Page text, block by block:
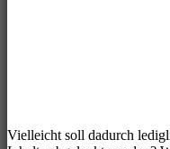
Vielleicht soll dadurch